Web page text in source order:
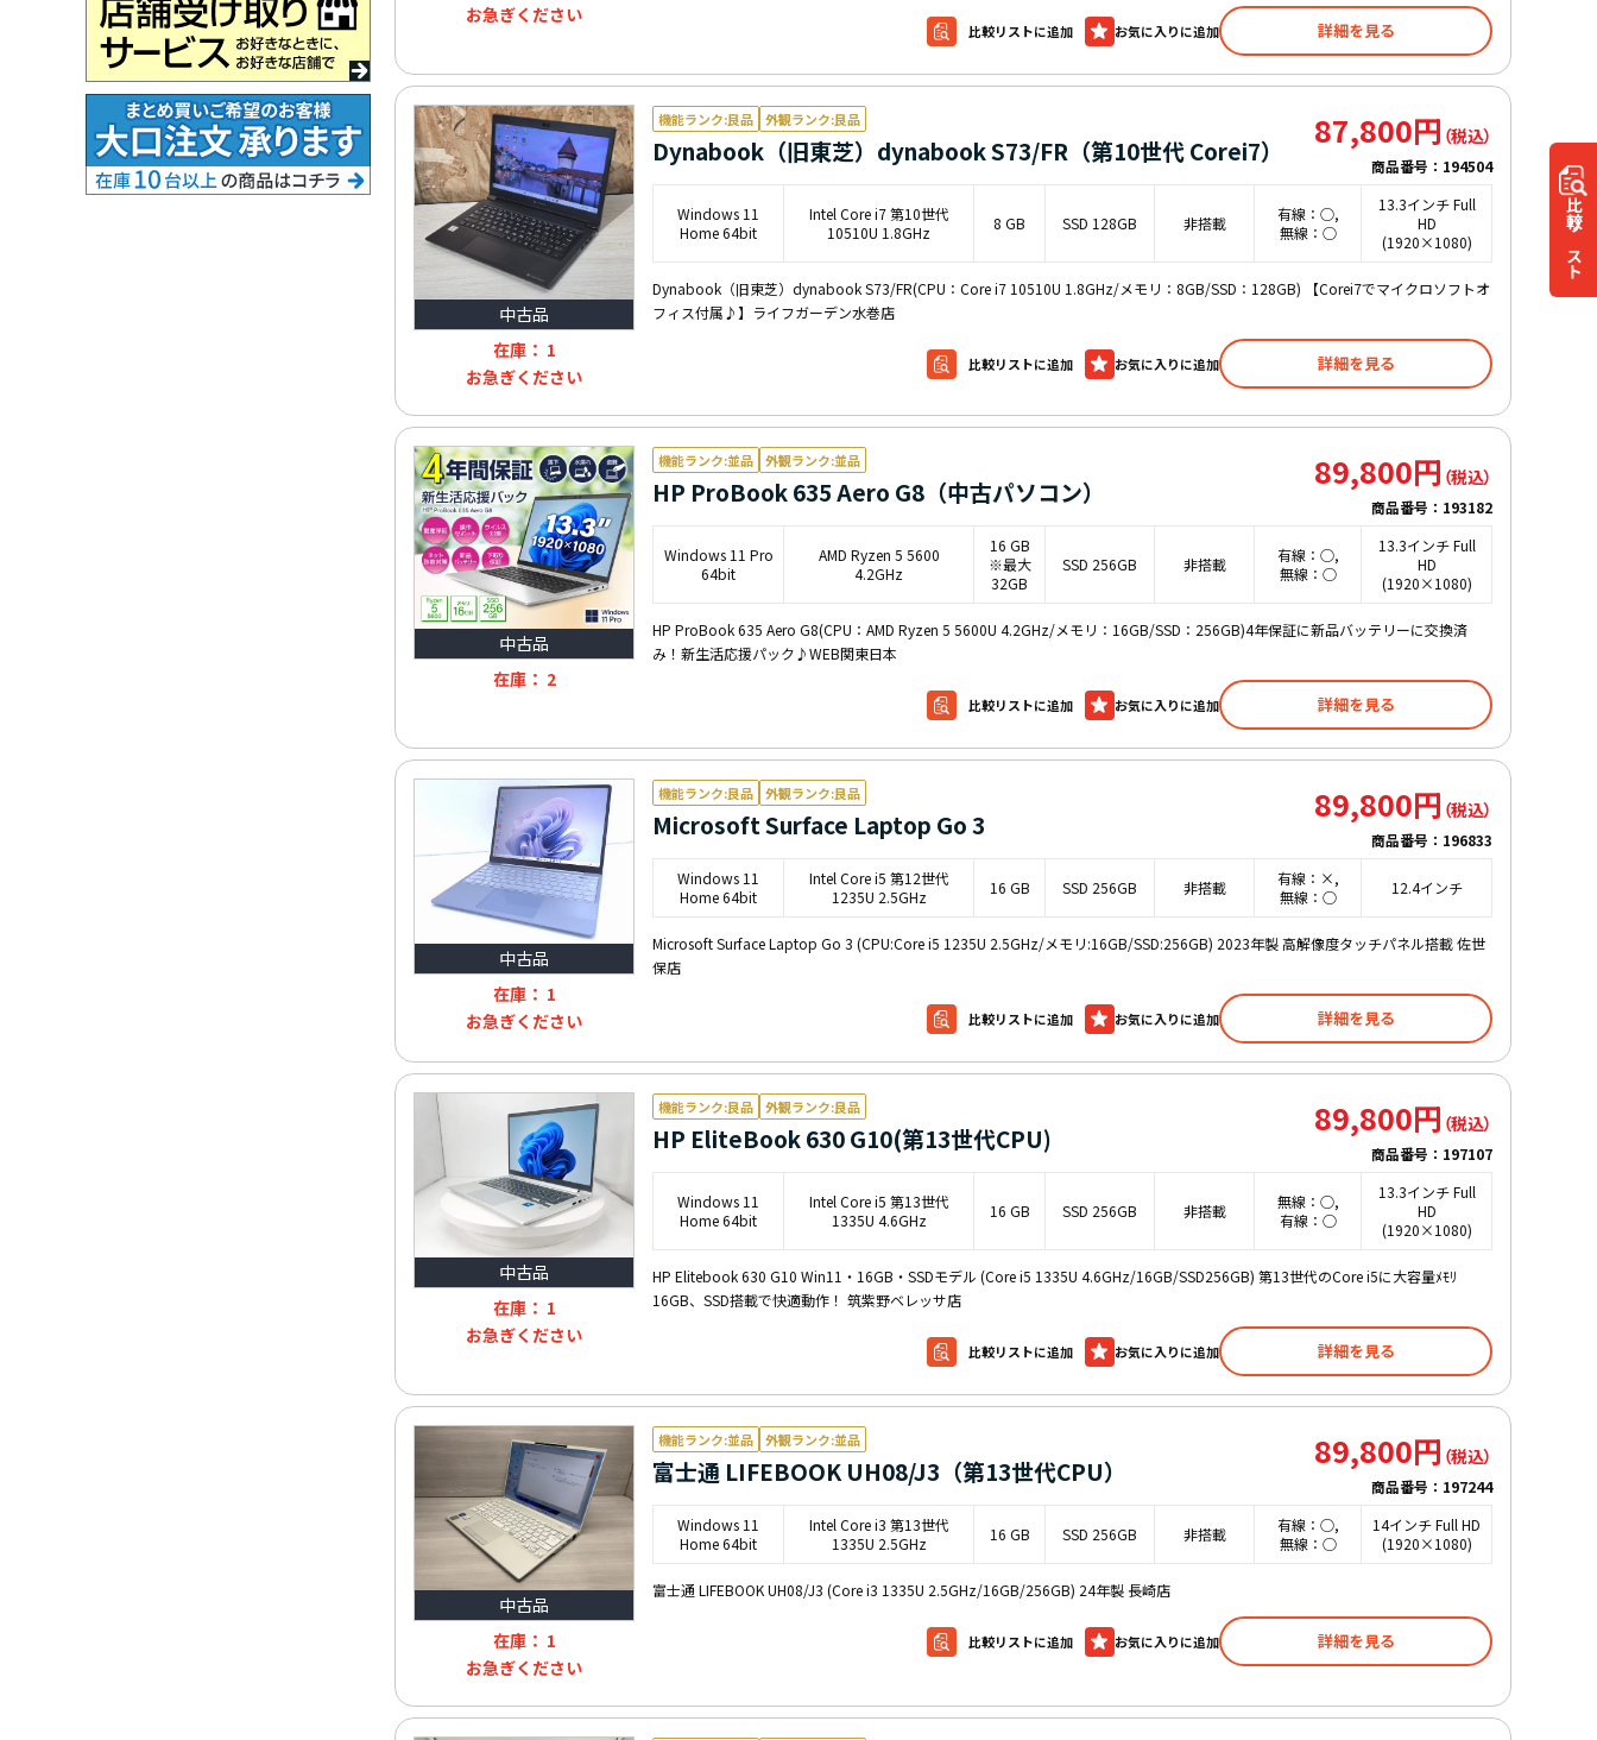
お急ぎください
比較リストに追加 詳細を見る
中古品
在庫： 1
お急ぎください
機能ランク:良品 外観ランク:良品
Dynabook（旧東芝）dynabook S73/FR（第10世代 Corei7） 87,800円
商品番号： 194504
Windows 11
Home 64bit
Intel Core i7 第10世代
10510U 1.8GHz
8 GB SSD 128GB 非搭載
有線：○,
無線：○
13.3インチ Full
HD
(1920×1080)
Dynabook（旧東芝）dynabook S73/FR(CPU：Core i7 10510U 1.8GHz/メモリ：8GB/SSD：128GB) 【Corei7でマイクロソフトオ
フィス付属♪】ライフガーデン水巻店
比較リストに追加 詳細を見る
中古品
在庫： 2
機能ランク:並品 外観ランク:並品
HP ProBook 635 Aero G8（中古パソコン） 89,800円
商品番号： 193182
Windows 11 Pro
64bit
AMD Ryzen 5 5600
4.2GHz
16 GB
※最大
32GB
SSD 256GB 非搭載
有線：○,
無線：○
13.3インチ Full
HD
(1920×1080)
HP ProBook 635 Aero G8(CPU：AMD Ryzen 5 5600U 4.2GHz/メモリ：16GB/SSD：256GB)4年保証に新品バッテリーに交換済
み！新生活応援パック♪WEB関東日本
比較リストに追加 詳細を見る
中古品
在庫： 1
お急ぎください
機能ランク:良品 外観ランク:良品
Microsoft Surface Laptop Go 3 89,800円
商品番号： 196833
Windows 11
Home 64bit
Intel Core i5 第12世代
1235U 2.5GHz
16 GB SSD 256GB 非搭載
有線：×,
無線：○
12.4インチ
Microsoft Surface Laptop Go 3 (CPU:Core i5 1235U 2.5GHz/メモリ:16GB/SSD:256GB) 2023年製 高解像度タッチパネル搭載 佐世
保店
比較リストに追加 詳細を見る
中古品
在庫： 1
お急ぎください
機能ランク:良品 外観ランク:良品
HP EliteBook 630 G10(第13世代CPU) 89,800円
商品番号： 197107
Windows 11
Home 64bit
Intel Core i5 第13世代
1335U 4.6GHz
16 GB SSD 256GB 非搭載
無線：○,
有線：○
13.3インチ Full
HD
(1920×1080)
HP Elitebook 630 G10 Win11・16GB・SSDモデル (Core i5 1335U 4.6GHz/16GB/SSD256GB) 第13世代のCore i5に大容量ﾒﾓﾘ
16GB、SSD搭載で快適動作！ 筑紫野ベレッサ店
比較リストに追加 詳細を見る
中古品
在庫： 1
お急ぎください
機能ランク:並品 外観ランク:並品
富士通 LIFEBOOK UH08/J3（第13世代CPU） 89,800円
商品番号： 197244
Windows 11
Home 64bit
Intel Core i3 第13世代
1335U 2.5GHz
16 GB SSD 256GB 非搭載
有線：○,
無線：○
14インチ Full HD
(1920×1080)
富士通 LIFEBOOK UH08/J3 (Core i3 1335U 2.5GHz/16GB/256GB) 24年製 長崎店
比較リストに追加 詳細を見る
比較
リスト